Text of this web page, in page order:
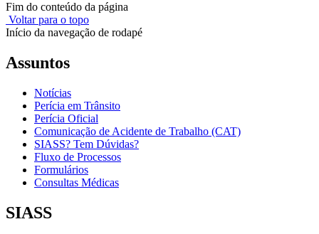
Fim do conteúdo da página
Voltar para o topo
Início da navegação de rodapé
Assuntos
Notícias
Perícia em Trânsito
Perícia Oficial
Comunicação de Acidente de Trabalho (CAT)
SIASS? Tem Dúvidas?
Fluxo de Processos
Formulários
Consultas Médicas
SIASS